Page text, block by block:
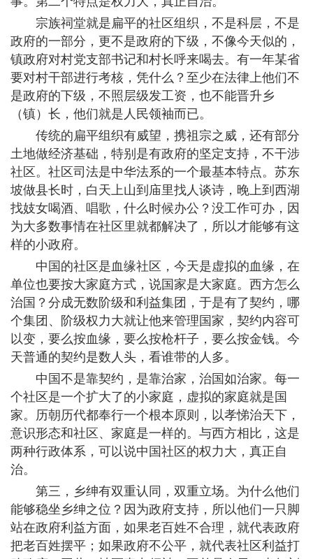
宗族祠堂就是扁平的社区组织，不是科层，不是
政府的一部分，更不是政府的下级，不像今天似的，
镇政府对村党支部书记和村长呼来喝去。有一年某省
要对村干部进行考核，凭什么？至少在法律上他们不
是政府的下级，不照层级发工资，也不能晋升乡
（镇）长，他们就是人民领袖而已。
传统的扁平组织有威望，携祖宗之威，还有部分
土地做经济基础，特别是有政府的坚定支持，不干涉
社区。社区司法是中华法系的一个最基本特点。苏东
坡做县长时，白天上山到庙里找人谈诗，晚上到西湖
找妓女喝酒、唱歌，什么时候办公？没工作可办，因
为大多数事情在社区里就都解决了，所以才能够有这
样的小政府。
中国的社区是血缘社区，今天是虚拟的血缘，在
单位也要按大家庭方式，说国家是大家庭。西方怎么
治国？分成无数阶级和利益集团，于是有了契约，哪
个集团、阶级权力大就让他来管理国家，契约内容可
以变，要么按血缘，要么按枪杆子，要么按金钱。今
天普通的契约是数人头，看谁带的人多。
中国不是靠契约，是靠治家，治国如治家。每一
个社区是一个扩大了的小家庭，虚拟的家庭就是国
家。历朝历代都奉行一个根本原则，以孝悌治天下，
意识形态和社区、家庭是一样的。与西方相比，这是
两种行政体系，可以说中国社区的权力大，真正自
治。
第三，乡绅有双重认同，双重立场。为什么他们
能够稳坐乡绅之位？因为政府支持，所以他们一只脚
站在政府利益方面，如果老百姓不合理，就代表政府
把老百姓摆平；如果政府不公平，就代表社区利益打